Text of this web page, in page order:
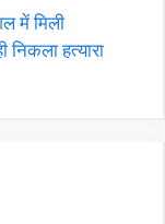
में मिली
हत्यारा